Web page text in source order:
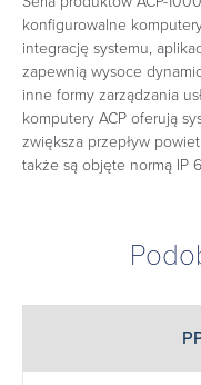
konfigurowalne
integrację systemu,
zapewnią wysoce
inne formy zarządzania
komputery ACP oferują
zwiększa przepływ
także są objęte normą IP